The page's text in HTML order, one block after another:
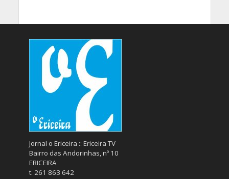
Jornal o Ericeira :: Ericeira TV
Bairro das Andorinhas, nº 10
ERICEIRA
t. 261 863 642